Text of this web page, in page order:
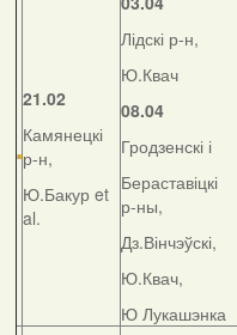
21.02
Камянецкі
р-н,
Ю.Бакур et
al.
Лідскі р-н,
Ю.Квач
08.04
Гродзенскі і
Бераставіцкі
р-ны,
Дз.Вінчэўскі,
Ю.Квач,
Ю Лукашэнка